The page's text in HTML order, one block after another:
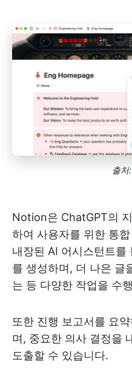
출처:
Notion은 ChatGPT의
하여 사용자를 위한 통
내장된 AI 어시스턴트를
를 생성하며, 더 나은 글
는 등 다양한 작업을 수
또한 진행 보고서를 요
며, 중요한 의사 결정을
도출할 수 있습니다.